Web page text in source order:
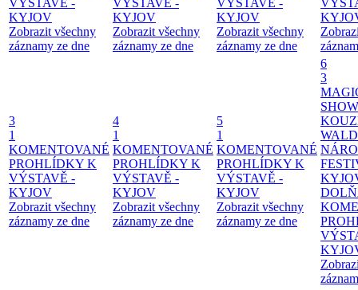
KYJOV
Zobrazit všechny
záznamy ze dne
KYJOV
Zobrazit všechny
záznamy ze dne
KYJOV
Zobrazit všechny
záznamy ze dne
3
1
KOMENTOVANÉ
PROHLÍDKY K
VÝSTAVĚ -
KYJOV
Zobrazit všechny
záznamy ze dne
4
1
KOMENTOVANÉ
PROHLÍDKY K
VÝSTAVĚ -
KYJOV
Zobrazit všechny
záznamy ze dne
5
1
KOMENTOVANÉ
PROHLÍDKY K
VÝSTAVĚ -
KYJOV
Zobrazit všechny
záznamy ze dne
6
3